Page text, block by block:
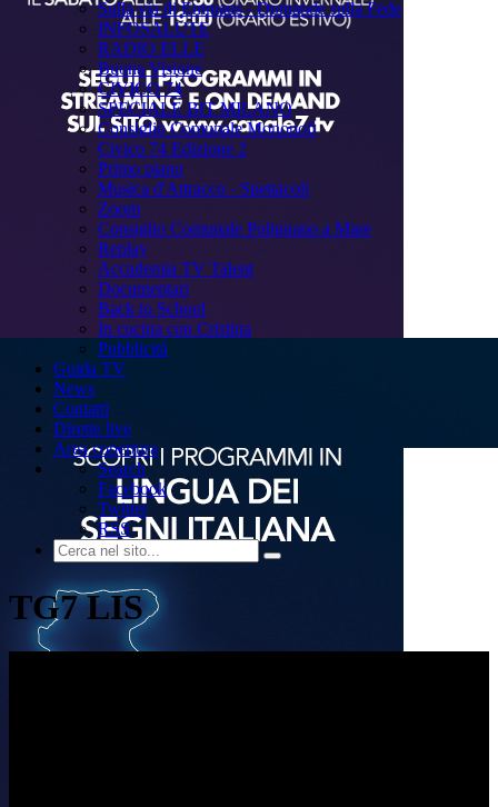
Sulla via di Emmaus - Domande sulla Fede
INFOSALUTE
RADIO ELLE
Buona Visione
CIVICO 74
SPECIALE BIT MILANO
Consiglio Comunale Monopoli
Civico 74 Edizione 2
Primo piano
Musica d'Attracco - Spettacoli
Zoom
Consiglio Comunale Polignano a Mare
Replay
Accademia TV Talent
Documentari
Back to School
In cucina con Cristina
Pubblicità
Guida TV
News
Contatti
Dirette live
Area copertura
Search
Facebook
Twitter
RSS
TG7 LIS